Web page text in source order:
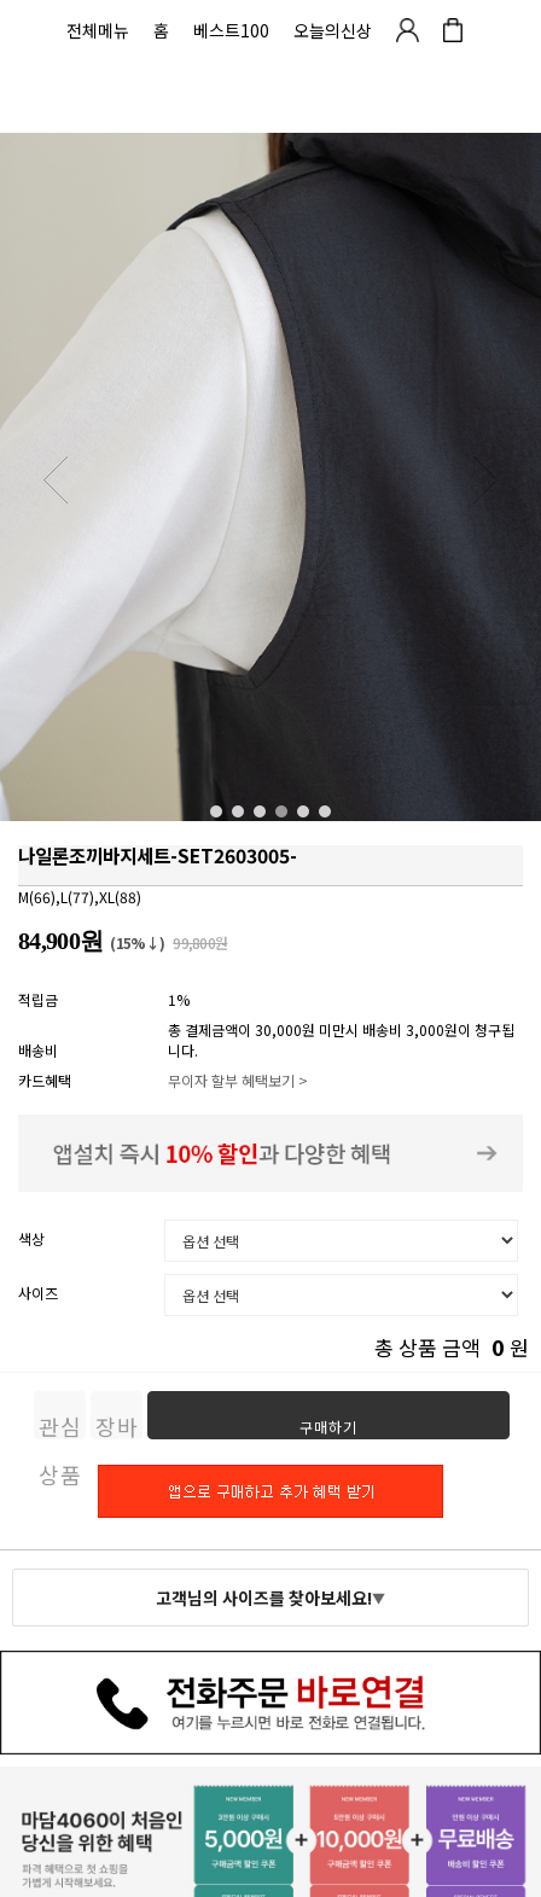
전체메뉴 홈 베스트100 오늘의신상
나일론조끼바지세트-SET2603005-
M(66),L(77),XL(88)
84,900원 (15%↓) 99,800원
적립금 1%
배송비
총 결제금액이 30,000원 미만시 배송비 3,000원이 청구됩
니다.
카드혜택
무이자 할부 혜택보기 >
색상
사이즈
총 상품 금액 0 원
관심
상품
장바
구니
구매하기
고객님의 사이즈를 찾아보세요!▼